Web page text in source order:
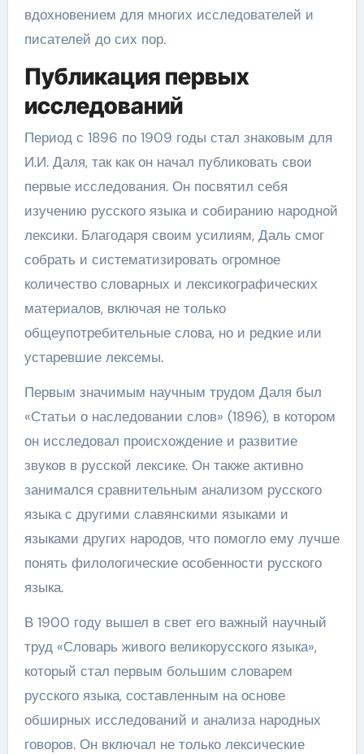
вдохновением для многих исследователей и
писателей до сих пор.
Публикация первых
исследований
Период с 1896 по 1909 годы стал знаковым для
И.И. Даля, так как он начал публиковать свои
первые исследования. Он посвятил себя
изучению русского языка и собиранию народной
лексики. Благодаря своим усилиям, Даль смог
собрать и систематизировать огромное
количество словарных и лексикографических
материалов, включая не только
общеупотребительные слова, но и редкие или
устаревшие лексемы.
Первым значимым научным трудом Даля был
«Статьи о наследовании слов» (1896), в котором
он исследовал происхождение и развитие
звуков в русской лексике. Он также активно
занимался сравнительным анализом русского
языка с другими славянскими языками и
языками других народов, что помогло ему лучше
понять филологические особенности русского
языка.
В 1900 году вышел в свет его важный научный
труд «Словарь живого великорусского языка»,
который стал первым большим словарем
русского языка, составленным на основе
обширных исследований и анализа народных
говоров. Он включал не только лексические